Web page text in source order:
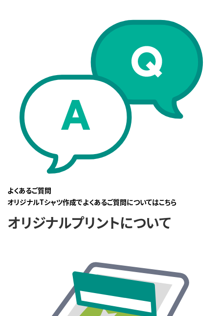
よくあるご質問
オリジナルTシャツ作成でよくあるご質問についてはこちら
オリジナルプリントについて